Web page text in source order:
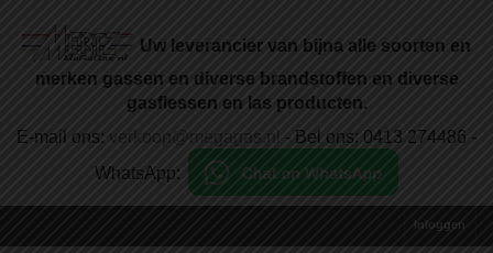
Uw leverancier van bijna alle soorten en
merken gassen en diverse brandstoffen en diverse
gasflessen en las producten.
E-mail ons: verkoop@megagas.nl - Bel ons: 0413 274486 -
WhatsApp:
Inloggen